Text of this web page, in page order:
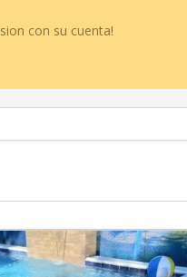
con su cuenta!